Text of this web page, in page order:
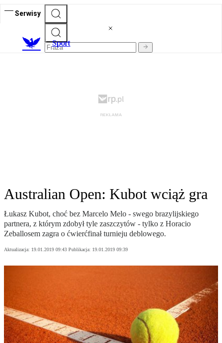
Serwisy
Sport
Australian Open: Kubot wciąż gra
Łukasz Kubot, choć bez Marcelo Melo - swego brazylijskiego
partnera, z którym zdobył tyle zaszczytów - tylko z Horacio
Zeballosem zagra o ćwierćfinał turnieju deblowego.
Aktualizacja: 19.01.2019 09:43 Publikacja: 19.01.2019 09:39